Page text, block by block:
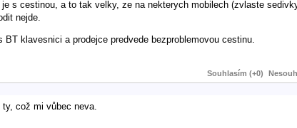
s cestinou, a to tak velky, ze na nekterych mobilech (zvlaste
nejde.
klavesnici a prodejce predvede bezproblemovou cestinu.
Souhlasím (+0)
což mi vůbec neva.